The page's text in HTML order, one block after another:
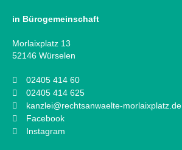
in Bürogemeinschaft
Morlaixplatz 13
52146 Würselen
02405 414 60
02405 414 625
kanzlei@rechtsanwaelte-morlaixplatz.de
Facebook
Instagram